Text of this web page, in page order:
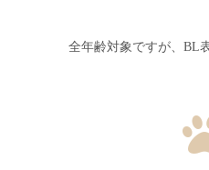
全年齢対象ですが、BL